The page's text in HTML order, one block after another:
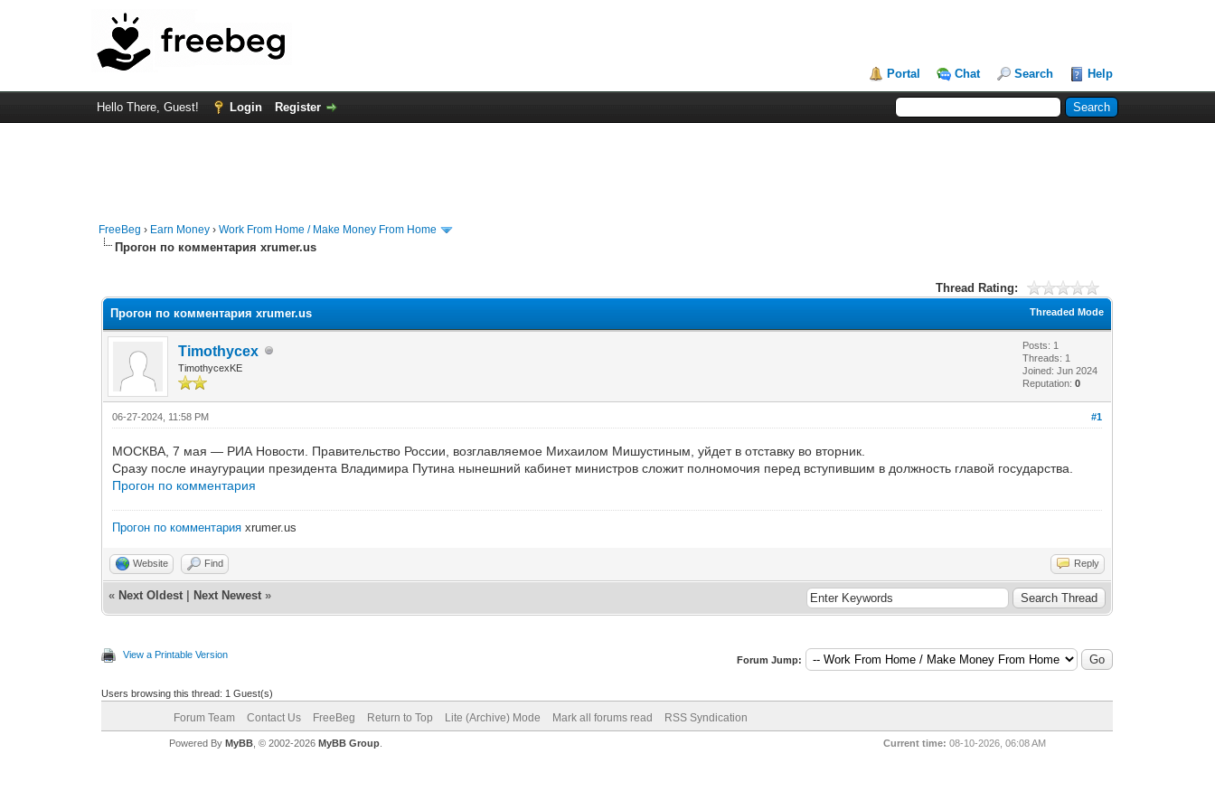
Portal Chat Search Help
Hello There, Guest! Login Register
FreeBeg › Earn Money ›Work From Home / Make Money From Home
Прогон по комментария xrumer.us
Thread Rating:
Threaded Mode
Прогон по комментария xrumer.us
Timothycex
TimothycexKE
Posts: 1
Threads: 1
Joined: Jun 2024
Reputation:0
#1
06-27-2024, 11:58 PM
МОСКВА, 7 мая — РИА Новости. Правительство России, возглавляемое Михаилом Мишустиным, уйдет в отставку во вторник.
Сразу после инаугурации президента Владимира Путина нынешний кабинет министров сложит полномочия перед вступившим в должность главой государства.
Прогон по комментария
Прогон по комментария xrumer.us
Website Find Reply
« Next Oldest Next Newest »
View a Printable Version Forum Jump:
Users browsing this thread: 1 Guest(s)
Forum Team Contact Us FreeBeg Return to Top Lite (Archive) Mode Mark all forums read RSS Syndication
Current time: 08-10-2026, 06:08 AM
Powered By MyBB, © 2002-2026 MyBB Group.